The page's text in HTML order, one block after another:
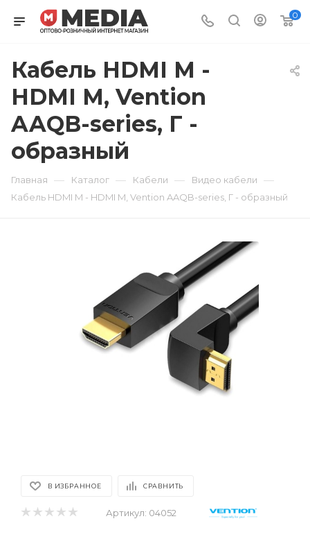
0
Кабель HDMI M -
HDMI M, Vention
AAQB-series, Г -
образный
Главная — Каталог — Кабели — Видео кабели —
Кабель HDMI M - HDMI M, Vention AAQB-series, Г - образный
В ИЗБРАННОЕ СРАВНИТЬ
Артикул: 04052